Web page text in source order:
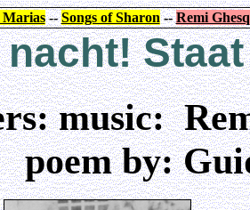
Marias--Songs of Sharon--Remi
music:
Guido